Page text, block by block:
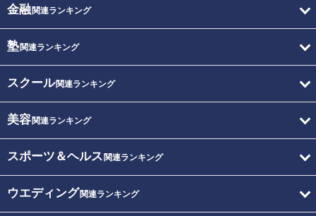
金融関連ランキング
塾関連ランキング
スクール関連ランキング
美容関連ランキング
スポーツ＆ヘルス 関連ランキング
ウエディング関連ランキング